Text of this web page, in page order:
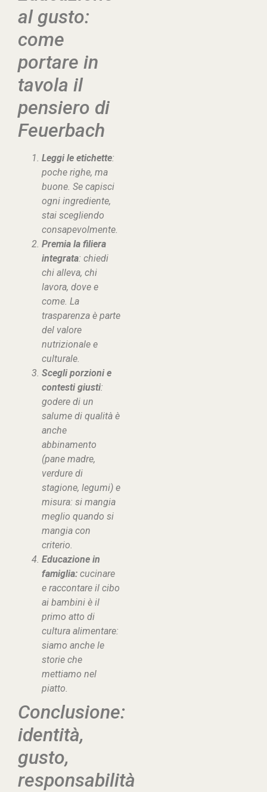
al gusto:
come
portare in
tavola il
pensiero di
Feuerbach
Leggi le etichette:
poche righe, ma
buone. Se capisci
ogni ingrediente,
stai scegliendo
consapevolmente.
Premia la filiera
integrata: chiedi
chi alleva, chi
lavora, dove e
come. La
trasparenza è parte
del valore
nutrizionale e
culturale.
Scegli porzioni e
contesti giusti:
godere di un
salume di qualità è
anche
abbinamento
(pane madre,
verdure di
stagione, legumi) e
misura: si mangia
meglio quando si
mangia con
criterio.
Educazione in
famiglia: cucinare
e raccontare il cibo
ai bambini è il
primo atto di
cultura alimentare:
siamo anche le
storie che
mettiamo nel
piatto.
Conclusione:
identità,
gusto,
responsabilità